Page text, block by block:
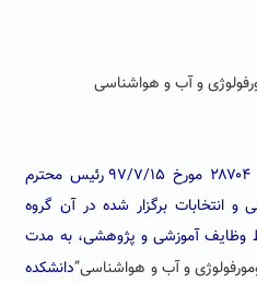
و آب و هواشناسی
بازگشت به نامه شماره ۲۸۷۰۴ مورخ ۹۷/۷/۱۵ رئیس محترم
انتخابات برگزار شده در آن گروه
وظایف آموزشی و پژوهشی، به مدت
و آب و هواشناسی”دانشکده